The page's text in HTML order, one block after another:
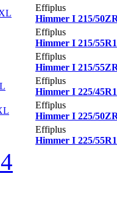
Effiplus
Himmer I 215/
Effiplus
Himmer I 215/
Effiplus
Himmer I 215/
Effiplus
Himmer I 225/
Effiplus
Himmer I 225/
Effiplus
Himmer I 225/
4